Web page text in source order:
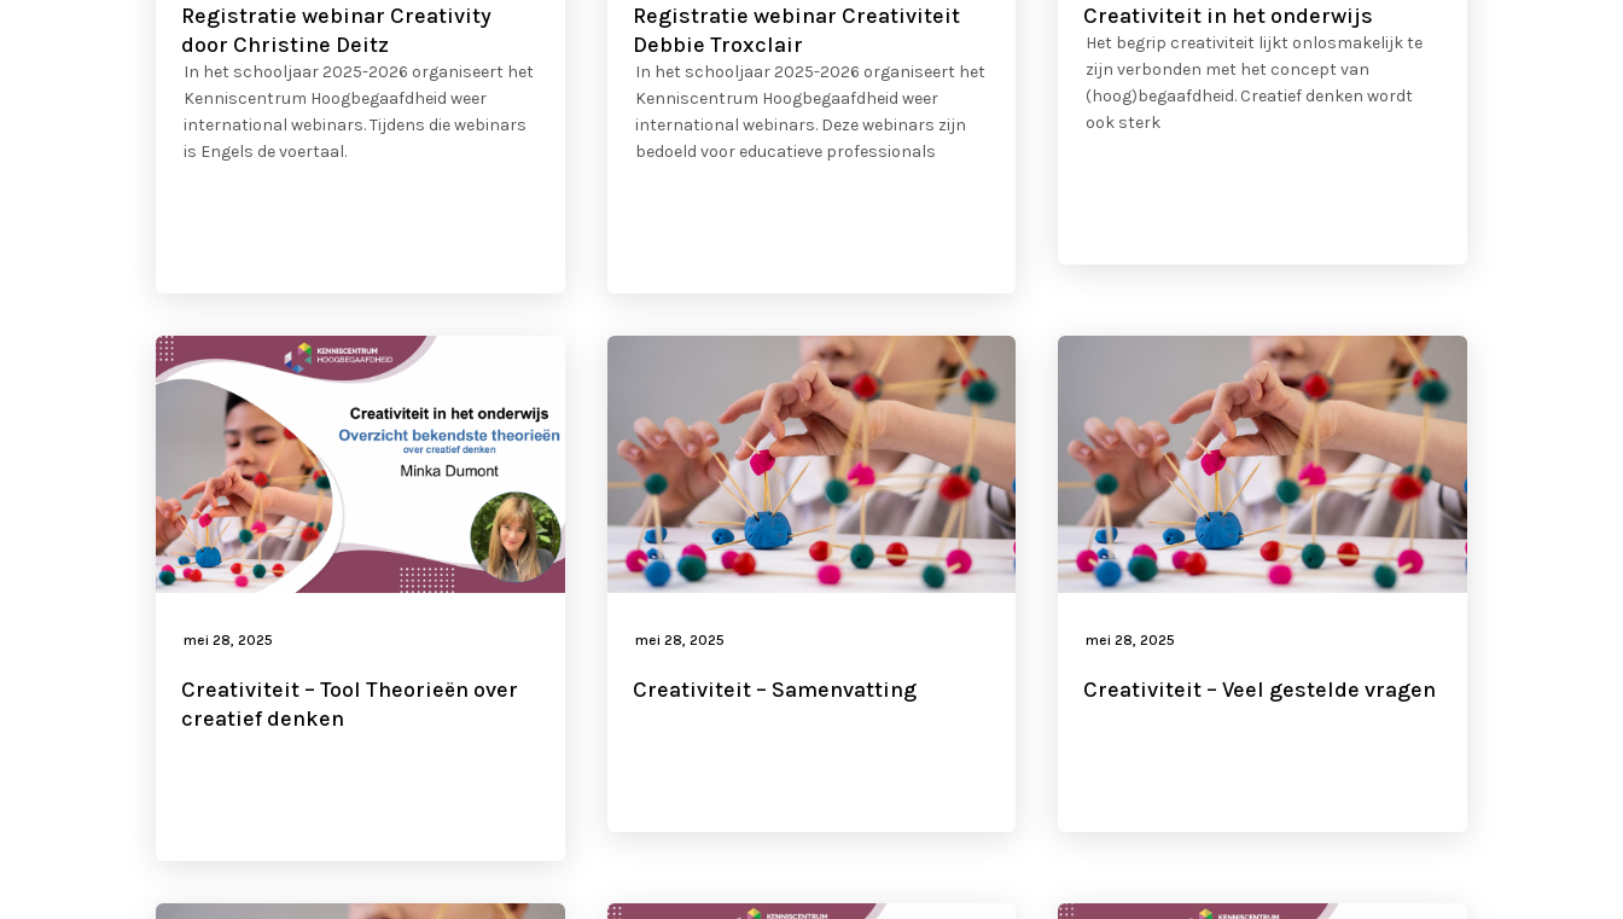
Registratie webinar Creativity
door Christine Deitz
In het schooljaar 2025-2026 organiseert het
Kenniscentrum Hoogbegaafdheid weer
international webinars. Tijdens die webinars
is Engels de voertaal.
Registratie webinar Creativiteit
Debbie Troxclair
In het schooljaar 2025-2026 organiseert het
Kenniscentrum Hoogbegaafdheid weer
international webinars. Deze webinars zijn
bedoeld voor educatieve professionals
Creativiteit in het onderwijs
Het begrip creativiteit lijkt onlosmakelijk te
zijn verbonden met het concept van
(hoog)begaafdheid. Creatief denken wordt
ook sterk
mei 28, 2025
Creativiteit – Tool Theorieën over
creatief denken
mei 28, 2025
Creativiteit – Samenvatting
mei 28, 2025
Creativiteit – Veel gestelde vragen